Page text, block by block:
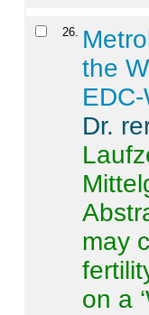
26.
the
Dr.
may
on a